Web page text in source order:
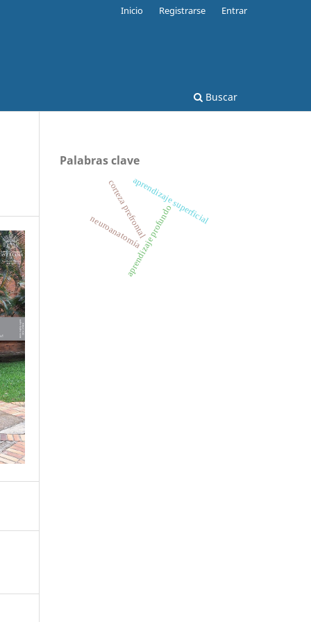
Buscar
Inicio Registrarse Entrar
Palabras clave
neuroanatomíaaprendizaje profundo
aprendizaje superficial
corteza prefrontal